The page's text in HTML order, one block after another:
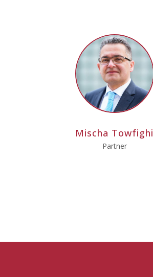
Mischa Towfighi
Partner